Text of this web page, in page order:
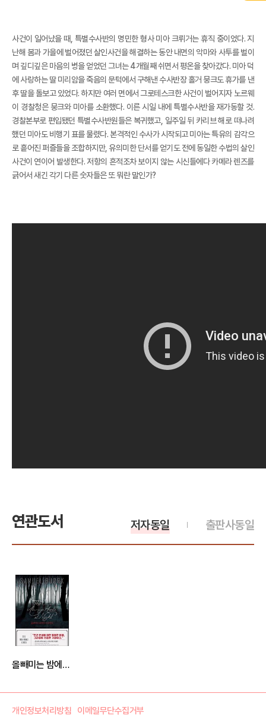
사건이 일어났을 때, 특별수사반의 명민한 형사 미아 크뤼거는 휴직 중이었다. 지
난해 봄과 가을에 벌어졌던 살인사건을 해결하는 동안 내면의 악마와 사투를 벌이
며 깊디깊은 마음의 병을 얻었던 그녀는 4개월째 쉬면서 평온을 찾아갔다. 미아 덕
에 사랑하는 딸 미리암을 죽음의 문턱에서 구해낸 수사반장 홀거 뭉크도 휴가를 낸
후 딸을 돌보고 있었다. 하지만 여러 면에서 그로테스크한 사건이 벌어지자 노르웨
이 경찰청은 뭉크와 미아를 소환했다. 이른 시일 내에 특별수사반을 재가동할 것.
경찰본부로 편입됐던 특별수사반원들은 복귀했고, 일주일 뒤 카리브 해로 떠나려
했던 미아도 비행기 표를 물렸다. 본격적인 수사가 시작되고 미아는 특유의 감각으
로 흩어진 퍼즐들을 조합하지만, 유의미한 단서를 얻기도 전에 동일한 수법의 살인
사건이 연이어 발생한다. 저항의 흔적조차 보이지 않는 시신들에다 카메라 렌즈를
긁어서 새긴 각기 다른 숫자들은 또 뭐란 말인가?
연관도서 출판사동일
저자동일
올빼미는 밤에만 사냥한다
개인정보처리방침 이메일무단수집거부